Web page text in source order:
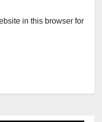
in this browser for